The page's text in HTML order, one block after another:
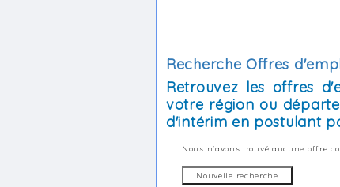
Recherche Offres
Retrouvez les offres
votre région ou
d'intérim en postulant
Nous n'avons trouvé aucune offre